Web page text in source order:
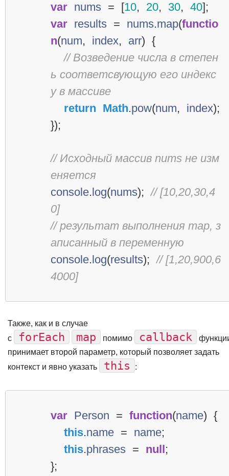
var nums = [10, 20, 30, 40];
var results = nums.map(functio
n(num, index, arr) {
// Возведение числа в степен
ь соответсвующую его индекс
у в массиве
return Math.pow(num, index);
});
// Исходный массив nums не изм
еняется
console.log(nums); // [10,20,30,4
0]
// результат выполнения map, з
аписанный в переменную
console.log(results); // [1,20,900,6
4000]
Также, как и в случае
с
forEach map помимо callback
принимает второй параметр, который позволяет задать
контекст и явно указать
this :
var Person = function(name) {
this.name = name;
this.phrases = null;
};